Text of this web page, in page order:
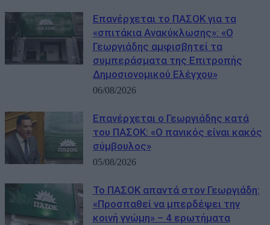
Επανέρχεται το ΠΑΣΟΚ για τα
«σπιτάκια Ανακύκλωσης»: «Ο
Γεωργιάδης αμφισβητεί τα
συμπεράσματα της Επιτροπής
Δημοσιονομικού Ελέγχου»
06/08/2026
Επανέρχεται ο Γεωργιάδης κατά
του ΠΑΣΟΚ: «Ο πανικός είναι κακός
σύμβουλος»
05/08/2026
Το ΠΑΣΟΚ απαντά στον Γεωργιάδη:
«Προσπαθεί να μπερδέψει την
κοινή γνώμη» – 4 ερωτήματα